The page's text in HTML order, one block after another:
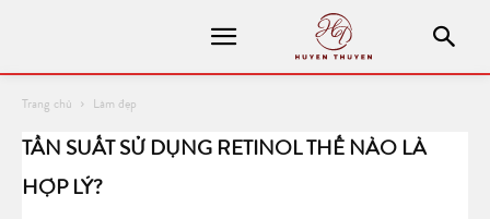
Trang chủ Làm đẹp
TẦN SUẤT SỬ DỤNG RETINOL THẾ NÀO LÀ
HỢP LÝ?